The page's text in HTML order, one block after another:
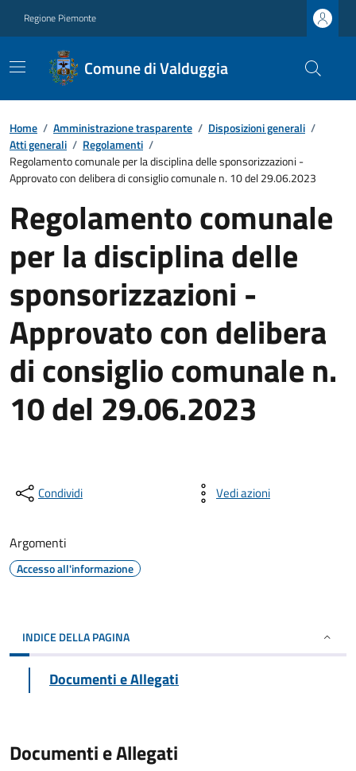
Regione Piemonte
Comune di Valduggia
Home / Amministrazione trasparente / Disposizioni generali /
Atti generali / Regolamenti /
Regolamento comunale per la disciplina delle sponsorizzazioni -
Approvato con delibera di consiglio comunale n. 10 del 29.06.2023
Regolamento comunale
per la disciplina delle
sponsorizzazioni -
Approvato con delibera
di consiglio comunale n.
10 del 29.06.2023
Condividi Vedi azioni
Argomenti
Accesso all'informazione
INDICE DELLA PAGINA
Documenti e Allegati
Documenti e Allegati